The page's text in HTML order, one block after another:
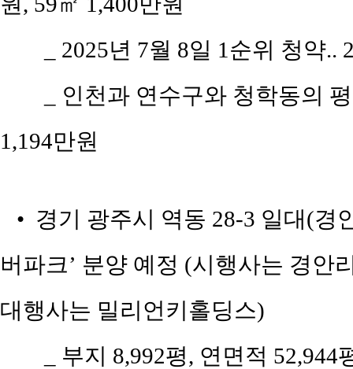
_ 2025년 7월 8일 1순위 청약
_ 인천과 연수구와 청학동의
1,194만원
• 경기 광주시 역동 28-3 일대(경
버파크’ 분양 예정 (시행사는 경안
대행사는 밀리언키홀딩스)
_ 부지 8,992평, 연면적